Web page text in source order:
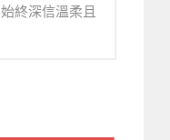
終深信溫柔且